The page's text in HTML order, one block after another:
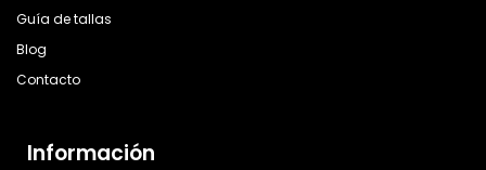
Guía de tallas
Blog
Contacto
Información